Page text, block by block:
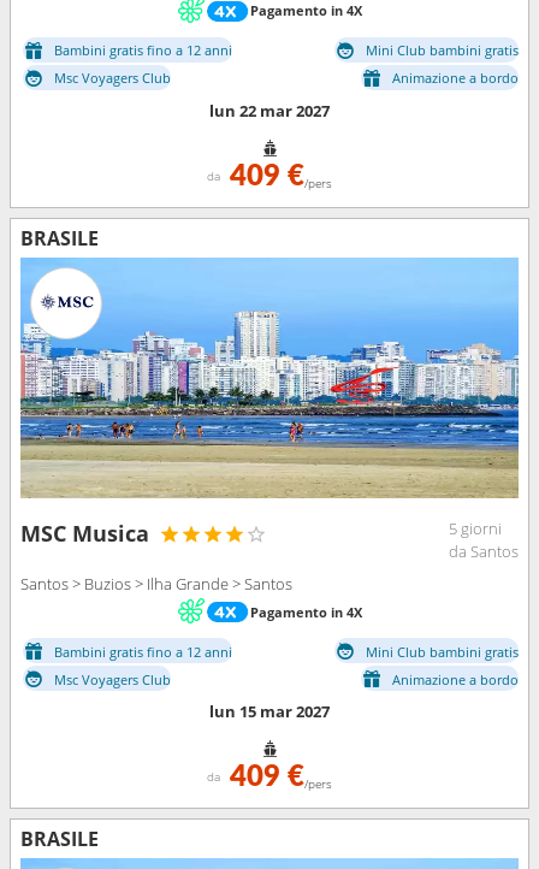
Pagamento in 4X
Bambini gratis fino a 12 anni
Mini Club bambini gratis
Msc Voyagers Club
Animazione a bordo
lun 22 mar 2027
da 409 €/pers
BRASILE
MSC Musica
5 giorni
da Santos
Santos > Buzios > Ilha Grande > Santos
Pagamento in 4X
Bambini gratis fino a 12 anni
Mini Club bambini gratis
Msc Voyagers Club
Animazione a bordo
lun 15 mar 2027
da 409 €/pers
BRASILE